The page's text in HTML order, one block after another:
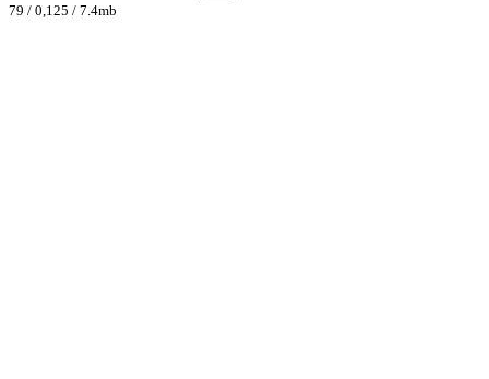
79 / 0,125 / 7.4mb